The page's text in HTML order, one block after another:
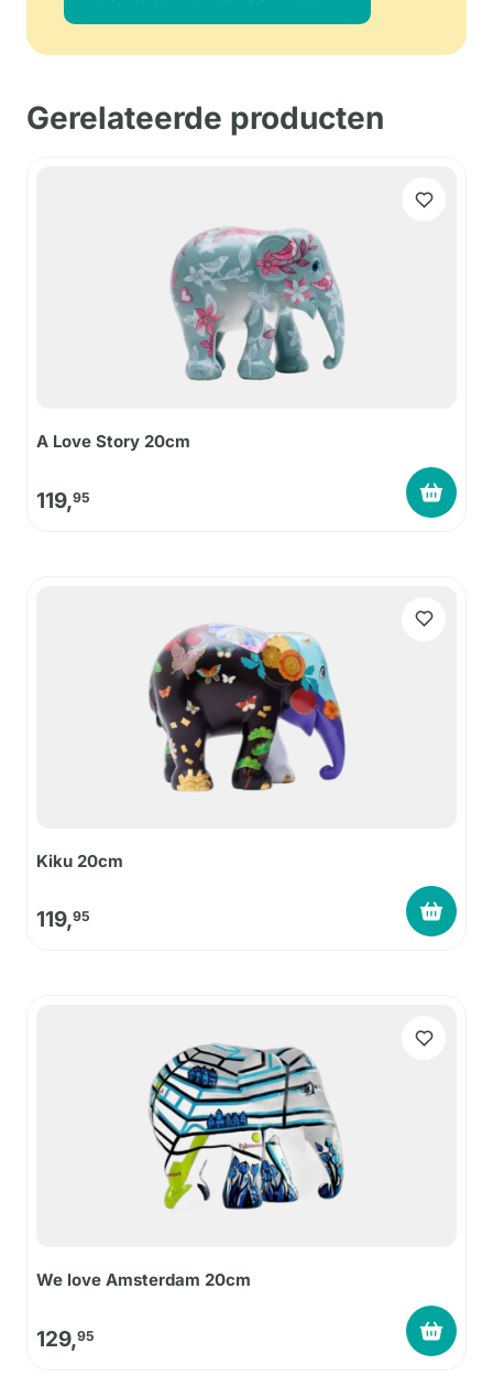
Gerelateerde producten
A Love Story 20cm
119,95
Kiku 20cm
119,95
We love Amsterdam 20cm
129,95